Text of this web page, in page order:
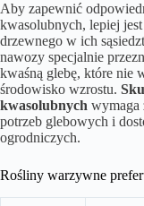
Aby zapewnić
kwasolubnych, lepiej
drzewnego w ich
nawozy specjalnie
kwaśną glebę, które nie
środowisko wzrostu.
kwasolubnych wymaga
potrzeb glebowych i
ogrodniczych.
Rośliny warzywne